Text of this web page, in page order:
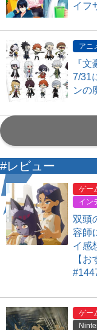
イフ
アニ
『
7/31
ンの
#レビュー
ゲー
イン
双頭
容師
イ感
【
ゲー